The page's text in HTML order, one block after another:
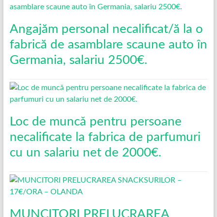
Angajăm personal necalificat/ă la o
fabrică de asamblare scaune auto în
Germania, salariu 2500€.
Loc de muncǎ pentru persoane
necalificate la fabrica de parfumuri
cu un salariu net de 2000€.
MUNCITORI PRELUCRAREA